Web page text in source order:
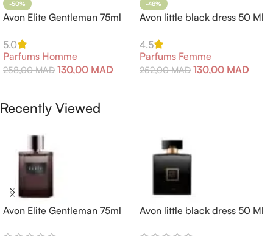
-50%
Avon Elite Gentleman 75ml
5.0
Parfums Homme
258,00MAD 130,00 MAD
-48%
Avon little black dress 50 Ml
4.5
Parfums Femme
252,00MAD 130,00 MAD
Recently Viewed
Avon Elite Gentleman 75ml Avon little black dress 50 Ml